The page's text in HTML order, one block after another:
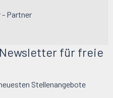
- Partner
für freie
Stellenangebote